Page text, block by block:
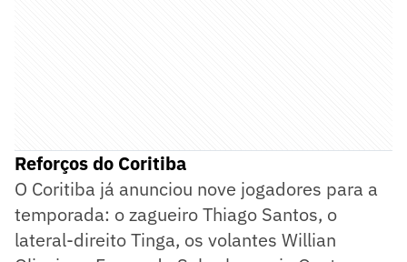
Reforços do Coritiba
O Coritiba já anunciou nove jogadores para a
temporada: o zagueiro Thiago Santos, o
lateral-direito Tinga, os volantes Willian